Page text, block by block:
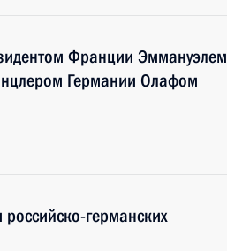
Франции Эммануэлем
Германии Олафом
германских